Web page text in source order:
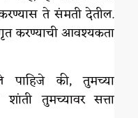
ते संमती देतील.
करण्याची आवश्यकता
पाहिजे की, तुमच्या
तुमच्यावर सत्ता